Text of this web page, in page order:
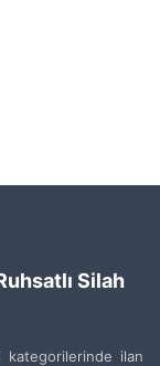
Silah
ilan